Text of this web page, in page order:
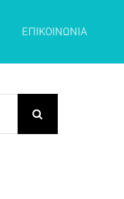
ΕΠΙΚΟΙΝΩΝΙΑ